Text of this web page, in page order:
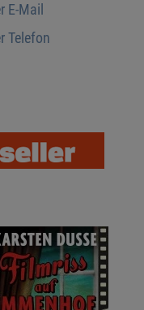
E-Mail
Telefon